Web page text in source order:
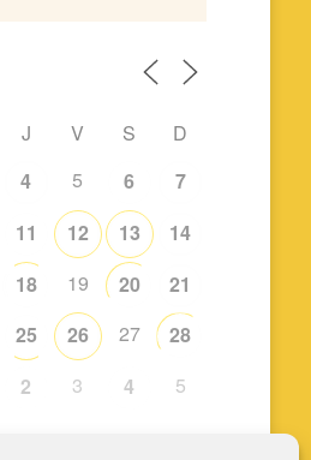
J V S
D
4 5 6
7
11 12 13
14
18 19 20
21
25 26 27
28
2 3 4 5